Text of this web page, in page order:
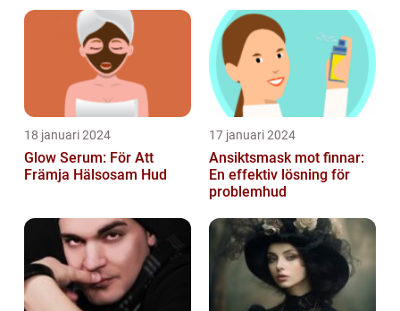
18 januari 2024
Glow Serum: För Att
Främja Hälsosam Hud
17 januari 2024
Ansiktsmask mot finnar:
En effektiv lösning för
problemhud